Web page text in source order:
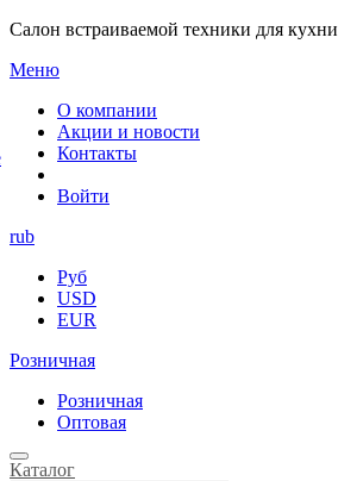
Салон встраиваемой техники для кухни
Меню
О компании
Акции и новости
Контакты
Войти
rub
Руб
USD
EUR
Розничная
Розничная
Оптовая
Каталог